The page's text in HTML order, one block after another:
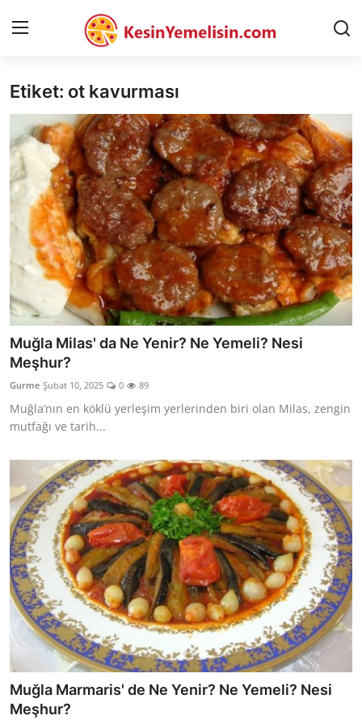
AnaSayfa
Gizlilik Sözleşmesi
Rüya Tabirleri
Diyet & Sağlıklı Beslenme
İletişim
Şehirler
Helal Gıda & Dini Hükümler
Gıda Güvenliği & Bilimi
Kalori & Diyet Rehberi
Mutfak Püf Noktaları & İpuçları
Mekan & Lezzet Rotaları
Temel Gıda ve Ürün Rehberleri
İçecek Kültürü & Barista
Yöresel Tarifler & Ev Yemekleri
Gıda Güvenliği & Sağlık
İçecek Kültürü & Rehberleri
Popüler Kültür & Mutfak Tarihi
Mutfak Temizliği & Pratik Bilgiler
Etiket: ot kavurması
Muğla Milas' da Ne Yenir? Ne Yemeli? Nesi
Meşhur?
Gurme Şubat 10, 2025 0 89
Muğla’nın en köklü yerleşim yerlerinden biri olan Milas, zengin
mutfağı ve tarih...
Muğla Marmaris' de Ne Yenir? Ne Yemeli? Nesi
Meşhur?